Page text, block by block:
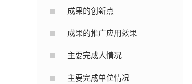
成果的创新点
成果的推广应用效果
主要完成人情况
主要完成单位情况